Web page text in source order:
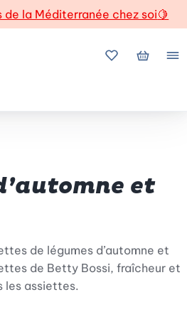
de la Méditerranée chez soi🍋
Mes favoris
Mon
et
de légumes d’automne et
de Betty Bossi, fraîcheur et
les assiettes.